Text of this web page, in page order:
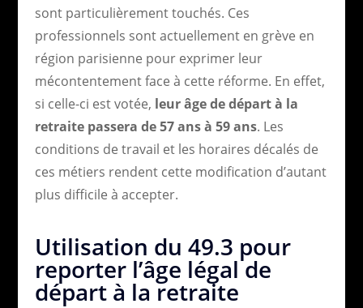
sont particulièrement touchés. Ces
professionnels sont actuellement en grève en
région parisienne pour exprimer leur
mécontentement face à cette réforme. En effet,
si celle-ci est votée, leur âge de départ à la
retraite passera de 57 ans à 59 ans. Les
conditions de travail et les horaires décalés de
ces métiers rendent cette modification d’autant
plus difficile à accepter.
Utilisation du 49.3 pour
reporter l’âge légal de
départ à la retraite